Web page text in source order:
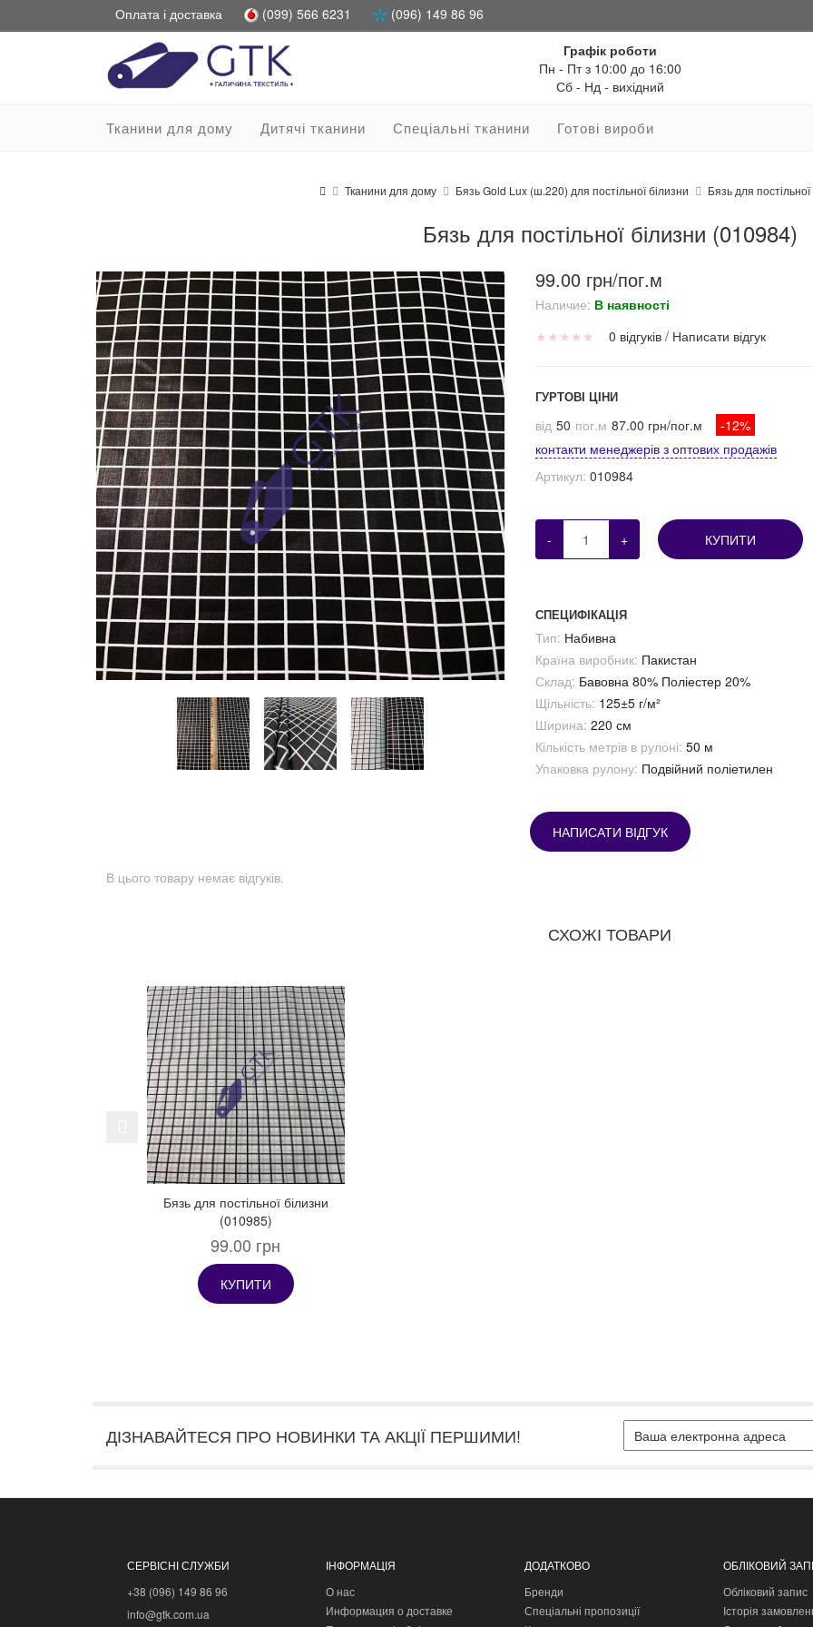
Оплата і доставка (099) 566 6231
(096) 149 86 96
Графік роботи
Пн - Пт з 10:00 до 16:00
Сб - Нд - вихідний
Тканини для дому Дитячі тканини Спеціальні тканини Готові вироби
Тканини для дому Бязь Gold Lux (ш.220) для постільної білизни Бязь для
Бязь для постільної білизни (010984)
99.00 грн/пог.м
Наличие: В наявності
★ ★ ★ ★ ★ 0 відгуків/ Написати відгук
ГУРТОВІ ЦІНИ
від 50 пог.м 87.00 грн/пог.м
-12%
контакти менеджерів з оптових продажів
Артикул: 010984
- + КУПИТИ
СПЕЦИФІКАЦІЯ
Тип: Набивна
Країна виробник: Пакистан
Склад: Бавовна 80% Поліестер 20%
Щільність: 125±5 г/м²
Ширина: 220 см
Кількість метрів в рулоні: 50 м
Упаковка рулону: Подвійний поліетилен
НАПИСАТИ ВІДГУК
В цього товару немає відгуків.
СХОЖІ ТОВАРИ
Бязь для постільної білизни
(010985)
99.00 грн
КУПИТИ
Previous
ДІЗНАВАЙТЕСЯ ПРО НОВИНКИ ТА АКЦІЇ ПЕРШИМИ!
СЕРВІСНІ СЛУЖБИ
+38 (096) 149 86 96
info@gtk.com.ua
ІНФОРМАЦІЯ
О нас
Информация о доставке
ДОДАТКОВО
Бренди
Спеціальні пропозиції
ОБЛІКОВИЙ
Обліковий запис
Історія